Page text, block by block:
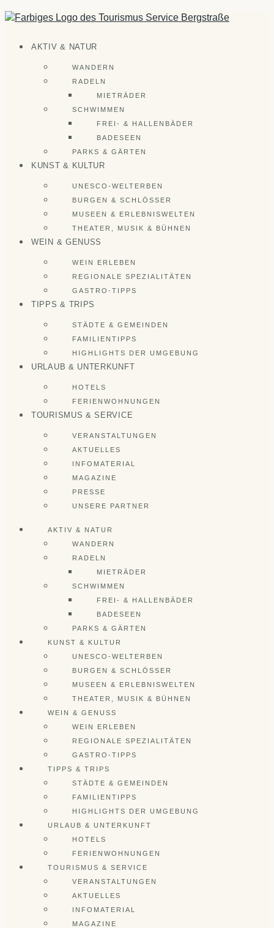
Zum
Inhalt
AKTIV & NATUR
WANDERN
RADELN
MIETRÄDER
SCHWIMMEN
FREI- & HALLENBÄDER
BADESEEN
PARKS & GÄRTEN
KUNST & KULTUR
UNESCO-WELTERBEN
BURGEN & SCHLÖSSER
MUSEEN & ERLEBNISWELTEN
THEATER, MUSIK & BÜHNEN
WEIN & GENUSS
WEIN ERLEBEN
REGIONALE SPEZIALITÄTEN
GASTRO-TIPPS
TIPPS & TRIPS
STÄDTE & GEMEINDEN
FAMILIENTIPPS
HIGHLIGHTS DER UMGEBUNG
URLAUB & UNTERKUNFT
HOTELS
FERIENWOHNUNGEN
TOURISMUS & SERVICE
VERANSTALTUNGEN
AKTUELLES
INFOMATERIAL
MAGAZINE
PRESSE
UNSERE PARTNER
AKTIV & NATUR
WANDERN
RADELN
MIETRÄDER
SCHWIMMEN
FREI- & HALLENBÄDER
BADESEEN
PARKS & GÄRTEN
KUNST & KULTUR
UNESCO-WELTERBEN
BURGEN & SCHLÖSSER
MUSEEN & ERLEBNISWELTEN
THEATER, MUSIK & BÜHNEN
WEIN & GENUSS
WEIN ERLEBEN
REGIONALE SPEZIALITÄTEN
GASTRO-TIPPS
TIPPS & TRIPS
STÄDTE & GEMEINDEN
FAMILIENTIPPS
HIGHLIGHTS DER UMGEBUNG
URLAUB & UNTERKUNFT
HOTELS
FERIENWOHNUNGEN
TOURISMUS & SERVICE
VERANSTALTUNGEN
AKTUELLES
INFOMATERIAL
MAGAZINE